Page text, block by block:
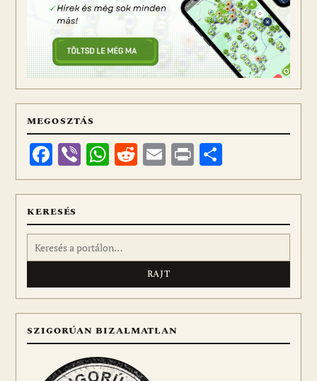
MEGOSZTÁS
Facebook
ViberWhatsApp
Reddit
Email
Print
meg
KERESÉS
Keresés:
SZIGORÚAN BIZALMATLAN